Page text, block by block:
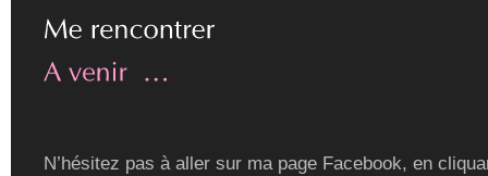
N’hésitez pas à aller sur ma page Facebook, en